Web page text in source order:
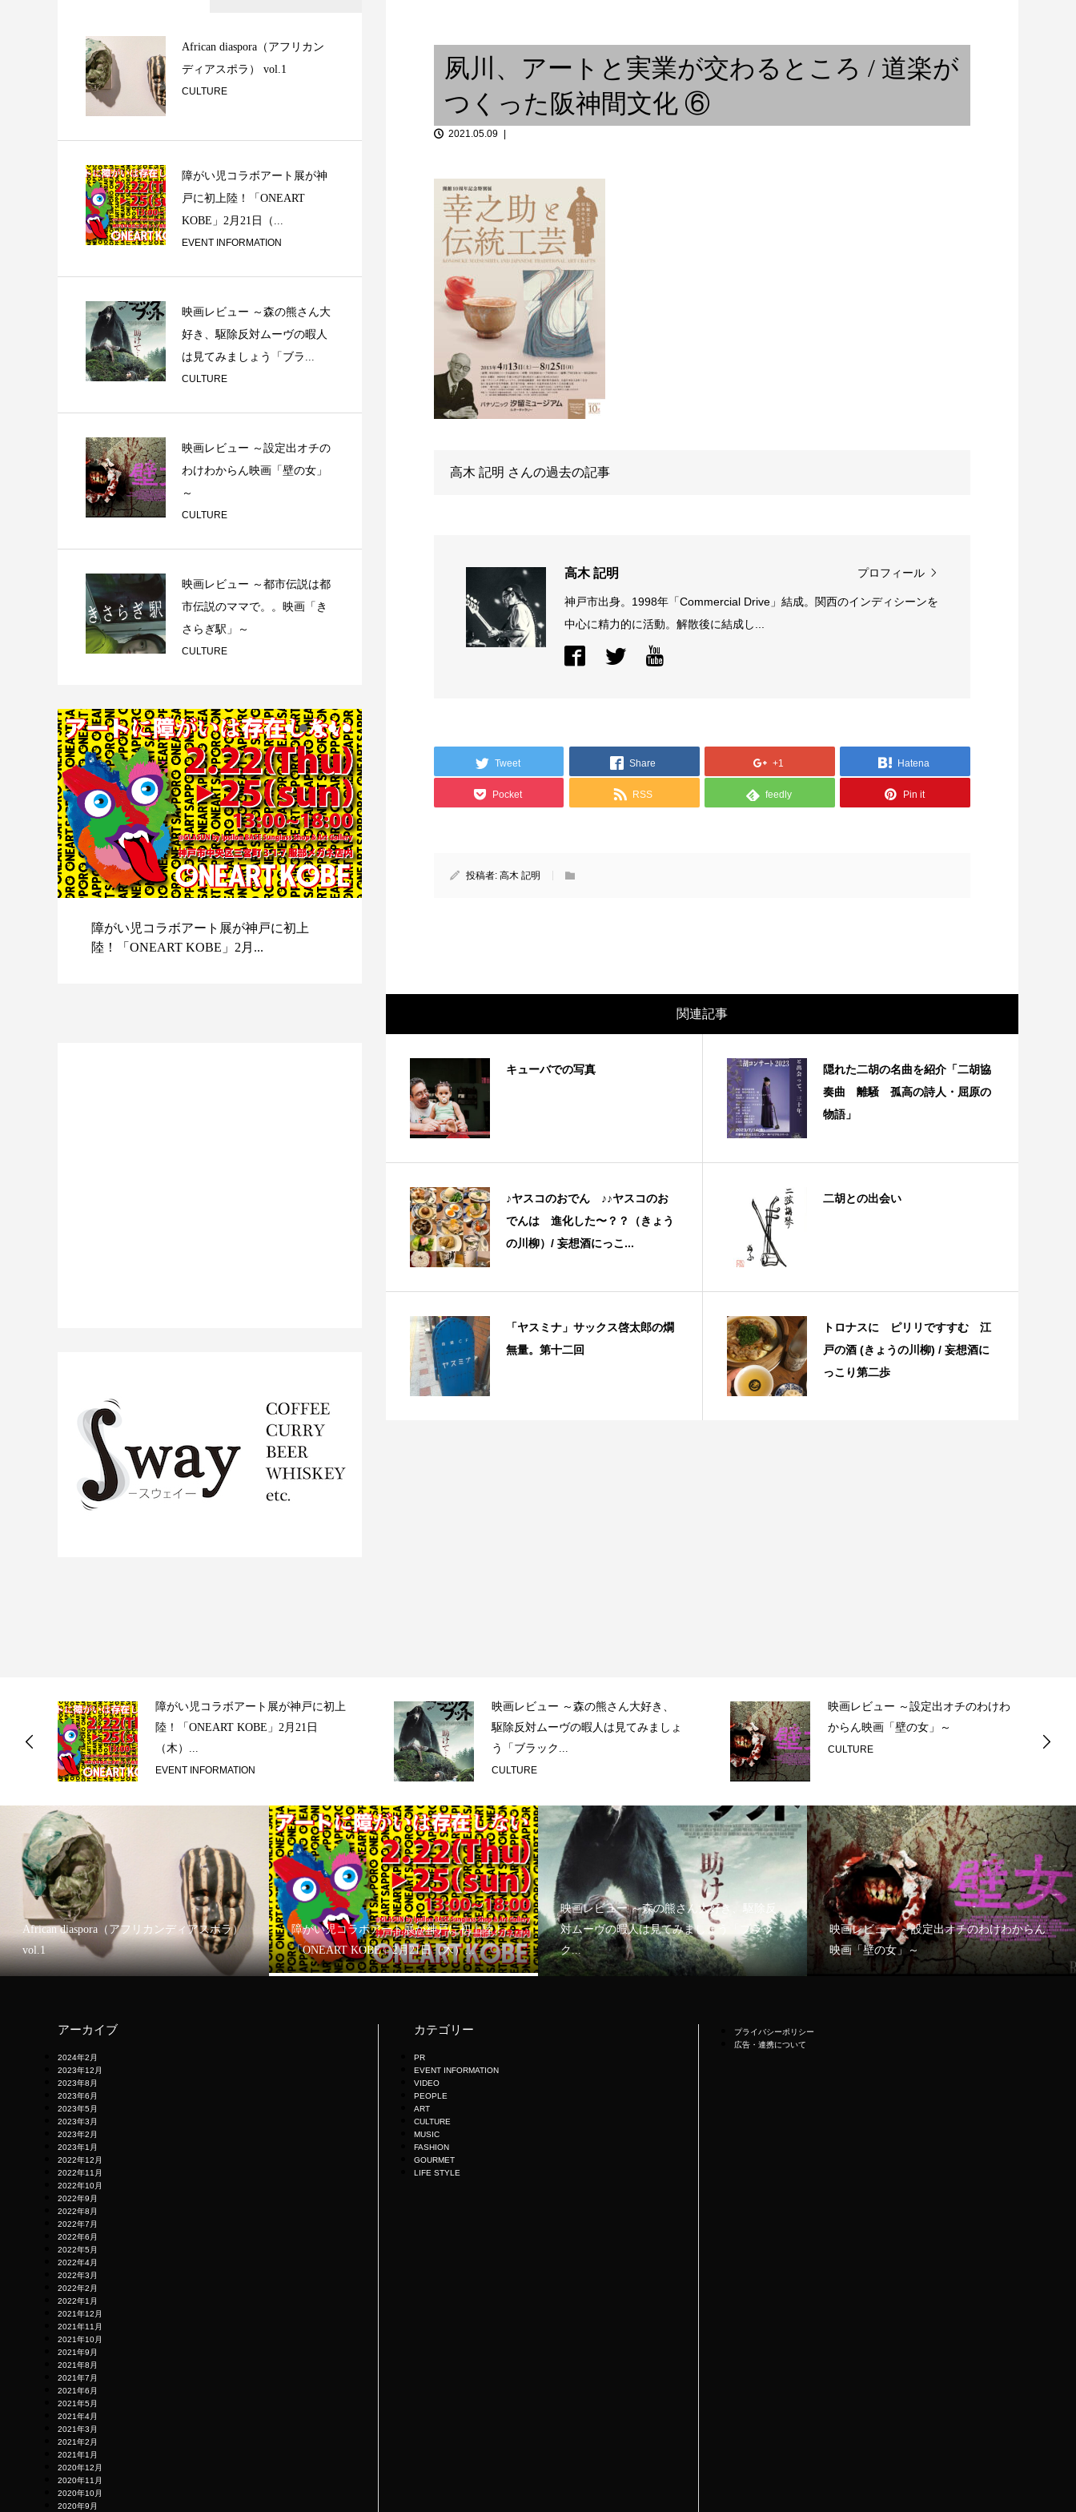
ブルの中の小宇宙【その２...
と。（後編）
AKIさんと。
飲みで、私と。その３
選盤
9月30日（金）エキゾチック横
丁 ＠ 神戸 CHIC...
夙川、アートと実業が交わるところ / 道楽が
つくった阪神間文化 ⑥
2021.05.09
高木 記明 さんの過去の記事
高木 記明 プロフィール
神戸市出身。1998年「Commercial Drive」結成。関西のインディシーンを
中心に精力的に活動。解散後に結成し...
Tweet Share +1 Hatena
Pocket RSS feedly Pin it
投稿者:高木 記明
関連記事
キューバでの写真
隠れた二胡の名曲を紹介「二胡協
奏曲 離騒 孤高の詩人・屈原の
物語」
♪ヤスコのおでん ♪♪ヤスコのお
でんは 進化した〜？？（きょう
の川柳）/ 妄想酒にっこ...
二胡との出会い
「ヤスミナ」サックス啓太郎の燗
無量。第十二回
トロナスに ピリリですすむ 江
戸の酒 (きょうの川柳) / 妄想酒に
っこり第二歩
African diaspora（アフリカン
ディアスポラ） vol.1
CULTURE
障がい児コラボアート展が神
戸に初上陸！「ONEART
KOBE」2月21日（...
EVENT INFORMATION
映画レビュー ～森の熊さん大
好き、駆除反対ムーヴの暇人
は見てみましょう「ブラ...
CULTURE
映画レビュー ～設定出オチの
わけわからん映画「壁の女」
～
CULTURE
映画レビュー ～都市伝説は都
市伝説のママで。。映画「き
さらぎ駅」～
CULTURE
障がい児コラボアート展が神戸に初上
陸！「ONEART KOBE」2月...
障がい児コラボアート展が神戸に初上
陸！「ONEART KOBE」2月21日
（木）...
EVENT INFORMATION
映画レビュー ～森の熊さん大好き、
駆除反対ムーヴの暇人は見てみましょ
う「ブラック...
CULTURE
映画レビュー ～設定出オチのわけわ
からん映画「壁の女」～
CULTURE
African diaspora（アフリカンディアスポラ）
vol.1
障がい児コラボアート展が神戸に初上陸！
「ONEART KOBE」2月21日（木）...
映画レビュー ～森の熊さん大好き、駆除反
対ムーヴの暇人は見てみましょう「ブラッ
ク...
映画レビュー ～設定出オチのわけわからん
映画「壁の女」～
アーカイブ
2024年2月
2023年12月
2023年8月
2023年6月
2023年5月
2023年3月
2023年2月
2023年1月
2022年12月
2022年11月
2022年10月
2022年9月
2022年8月
2022年7月
2022年6月
2022年5月
2022年4月
2022年3月
2022年2月
2022年1月
2021年12月
2021年11月
2021年10月
2021年9月
2021年8月
2021年7月
2021年6月
2021年5月
2021年4月
2021年3月
2021年2月
2021年1月
2020年12月
2020年11月
2020年10月
2020年9月
カテゴリー
PR
EVENT INFORMATION
VIDEO
PEOPLE
ART
CULTURE
MUSIC
FASHION
GOURMET
LIFE STYLE
プライバシーポリシー
広告・連携について